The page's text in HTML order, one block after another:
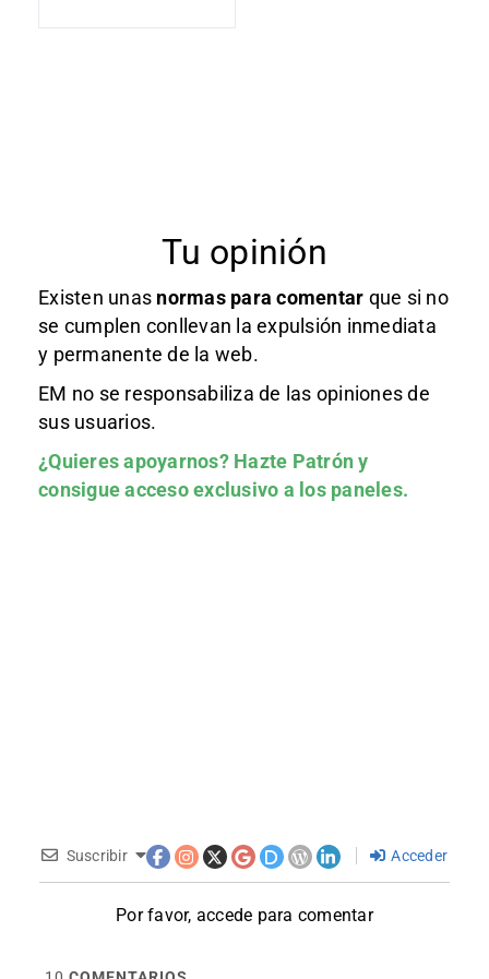
Tu opinión
Existen unas normas para comentar que si no
se cumplen conllevan la expulsión inmediata
y permanente de la web.
EM no se responsabiliza de las opiniones de
sus usuarios.
¿Quieres apoyarnos? Hazte Patróny
consigue acceso exclusivo a los paneles.
Suscribir Acceder
Por favor, accede para comentar